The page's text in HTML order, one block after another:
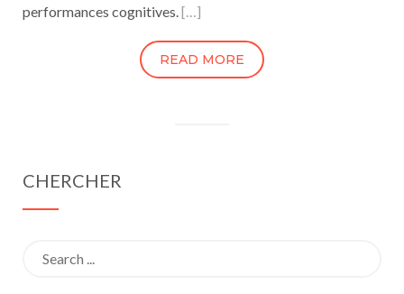
performances cognitives.[…]
READ MORE
CHERCHER